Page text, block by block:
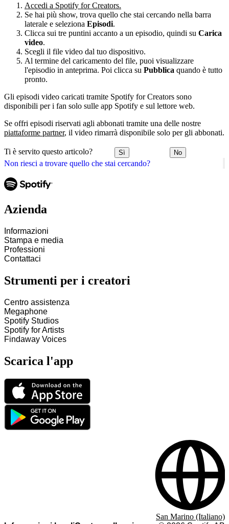
Non riesci a trovare quello che stai cercando?
Accedi a Spotify for Creators.
Se hai più show, trova quello che stai cercando nella barra
laterale e seleziona Episodi.
Clicca sui tre puntini accanto a un episodio, quindi su Carica
video.
Scegli il file video dal tuo dispositivo.
Al termine del caricamento del file, puoi visualizzare
l'episodio in anteprima. Poi clicca su Pubblica quando è tutto
pronto.
Gli episodi video caricati tramite Spotify for Creators sono
disponibili per i fan solo sulle app Spotify e sul lettore web.
Se offri episodi riservati agli abbonati tramite una delle nostre
piattaforme partner, il video rimarrà disponibile solo per gli abbonati.
Ti è servito questo articolo? Sì No
Azienda
Informazioni
Stampa e media
Professioni
Contattaci
Strumenti per i creatori
Centro assistenza
Megaphone
Spotify Studios
Spotify for Artists
Findaway Voices
Scarica l'app
San Marino (Italiano)